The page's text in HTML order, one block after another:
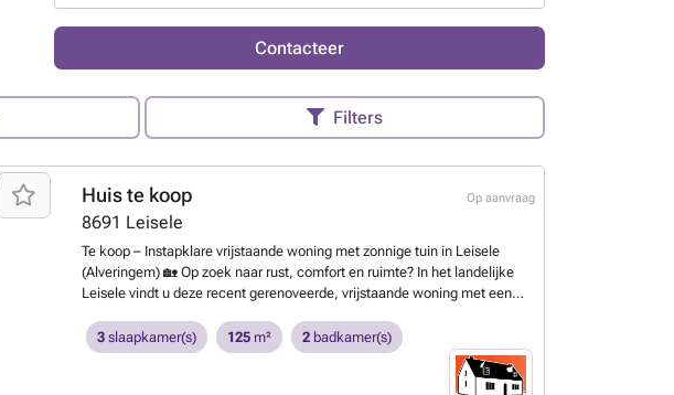
Contacteer
Filters
Op aanvraag
Huis te koop
8691 Leisele
Te koop – Instapklare vrijstaande woning met zonnige tuin in Leisele
(Alveringem) 🏡 Op zoek naar rust, comfort en ruimte? In het landelijke
Leisele vindt u deze recent gerenoveerde, vrijstaande woning met een
Deze woning combineert hedendaags wooncomfort met een rustige
ligging op slechts 17 km van de Belgische kust. Troeven van deze woning
✔ Vrijstaande woning op een perceel van 367 m² ✔ Bewoonbare
3slaapkamer(s) 125m² 2badkamer(s)